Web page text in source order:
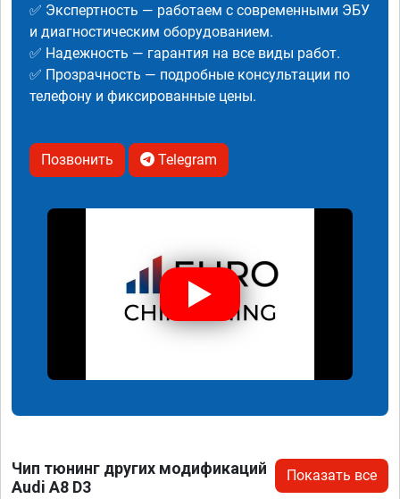
✅ Экспертность — работаем с современными ЭБУ
и диагностическим оборудованием.
✅ Надежность — гарантия на все виды работ.
✅ Прозрачность — подробные консультации по
телефону и фиксированные цены.
Позвонить Telegram
Чип тюнинг других модификаций
Audi A8 D3
Показать все